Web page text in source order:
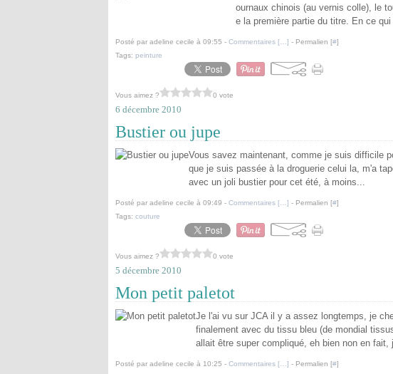
ournaux chinois (au vernis colle), le
e la première partie du titre. En ce
Posté par adeline cecile à 09:55 - Commentaires [ ] - Permalien [#]
Tags: peinture
Vous aimez ? 0 vote
6 décembre 2010
Bustier ou jupe
Vous savez maintenant, comme je suis difficile
que je suis passée à la droguerie celui la, m'a
avec un joli bustier pour cet été, à moins...
Posté par adeline cecile à 09:49 - Commentaires [ ] - Permalien [#]
Tags: couture
Vous aimez ? 0 vote
5 décembre 2010
Mon petit paletot
Je l'ai vu sur JCA il y a assez longtemps, je
finalement avec du tissu bleu (de mondial
allait être super compliqué, eh bien non en fait,
Posté par adeline cecile à 10:25 - Commentaires [ ] - Permalien [#]